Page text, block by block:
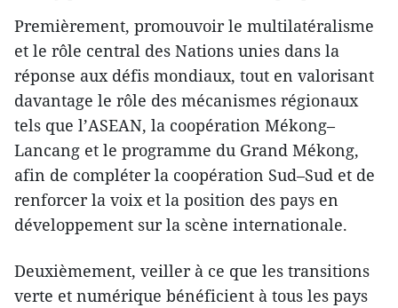
Premièrement, promouvoir le multilatéralisme
et le rôle central des Nations unies dans la
réponse aux défis mondiaux, tout en valorisant
davantage le rôle des mécanismes régionaux
tels que l’ASEAN, la coopération Mékong–
Lancang et le programme du Grand Mékong,
afin de compléter la coopération Sud–Sud et de
renforcer la voix et la position des pays en
développement sur la scène internationale.
Deuxièmement, veiller à ce que les transitions
verte et numérique bénéficient à tous les pays